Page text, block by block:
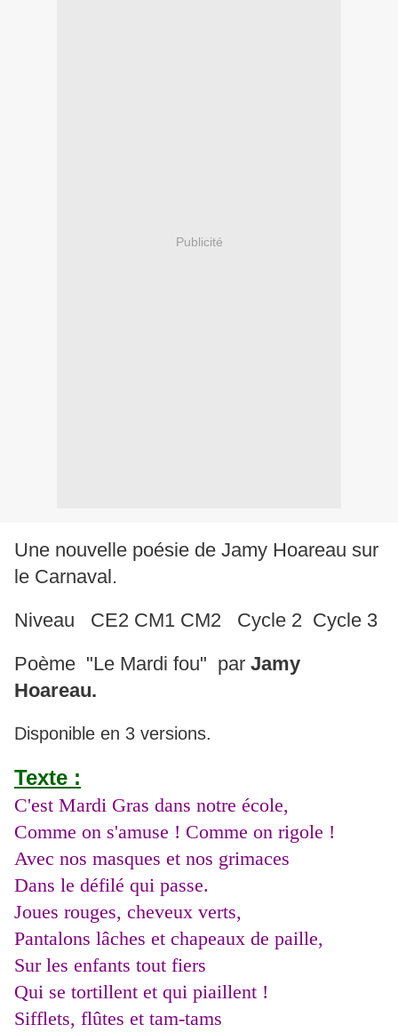
Publicité
Une nouvelle poésie de Jamy Hoareau sur
le Carnaval.
Niveau CE2 CM1 CM2 Cycle 2 Cycle 3
Poème "Le Mardi fou" par Jamy
Hoareau.
Disponible en 3 versions.
Texte :
C'est Mardi Gras dans notre école,
Comme on s'amuse ! Comme on rigole !
Avec nos masques et nos grimaces
Dans le défilé qui passe.
Joues rouges, cheveux verts,
Pantalons lâches et chapeaux de paille,
Sur les enfants tout fiers
Qui se tortillent et qui piaillent !
Sifflets, flûtes et tam-tams